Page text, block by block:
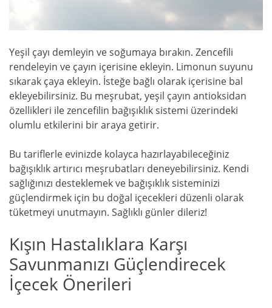
Yeşil çayı demleyin ve soğumaya bırakın. Zencefili
rendeleyin ve çayın içerisine ekleyin. Limonun suyunu
sıkarak çaya ekleyin. İsteğe bağlı olarak içerisine bal
ekleyebilirsiniz. Bu meşrubat, yeşil çayın antioksidan
özellikleri ile zencefilin bağışıklık sistemi üzerindeki
olumlu etkilerini bir araya getirir.
Bu tariflerle evinizde kolayca hazırlayabileceğiniz
bağışıklık artırıcı meşrubatları deneyebilirsiniz. Kendi
sağlığınızı desteklemek ve bağışıklık sisteminizi
güçlendirmek için bu doğal içecekleri düzenli olarak
tüketmeyi unutmayın. Sağlıklı günler dileriz!
Kışın Hastalıklara Karşı
Savunmanızı Güçlendirecek
İçecek Önerileri